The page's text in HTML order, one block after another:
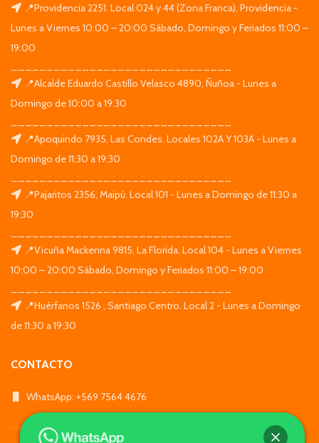
📍Providencia 2251. Local 024 y 44 (Zona Franca), Providencia -
Lunes a Viernes 10:00 – 20:00 Sábado, Domingo y Feriados 11:00 –
19:00
📍Alcalde Eduardo Castillo Velasco 4890, Ñuñoa - Lunes a
Domingo de 10:00 a 19:30
📍Apoquindo 7935, Las Condes. Locales 102A Y 103A - Lunes a
Domingo de 11:30 a 19:30
📍Pajaritos 2356, Maipú. Local 101 - Lunes a Domingo de 11:30 a
19:30
📍Vicuña Mackenna 9815, La Florida. Local 104 - Lunes a Viernes
10:00 – 20:00 Sábado, Domingo y Feriados 11:00 – 19:00
📍Huérfanos 1526 , Santiago Centro. Local 2 - Lunes a Domingo
de 11:30 a 19:30
CONTACTO
WhatsApp: +569 7564 4676